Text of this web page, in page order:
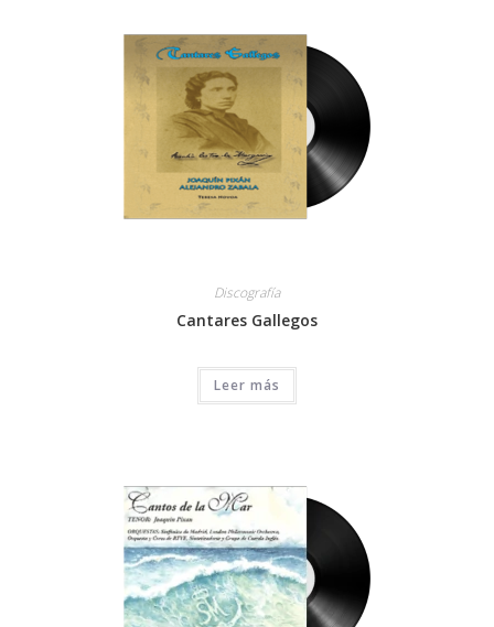
Discografía
Cantares Gallegos
Leer más